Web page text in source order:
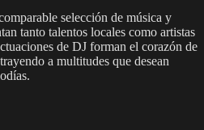
selección de música y
tanto talentos locales como artistas
de DJ forman el corazón de
a multitudes que desean